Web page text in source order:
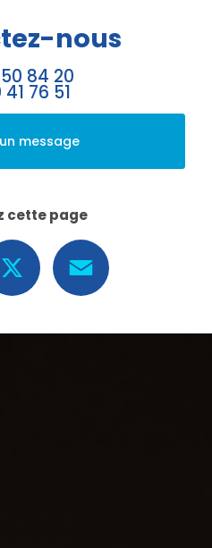
nous
84 20
76 51
message
cette page